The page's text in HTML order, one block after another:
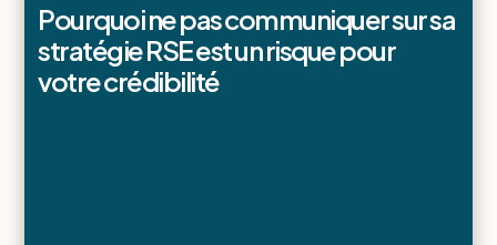
Pourquoi ne pas communiquer sur sa
stratégie RSE est un risque pour
votre crédibilité